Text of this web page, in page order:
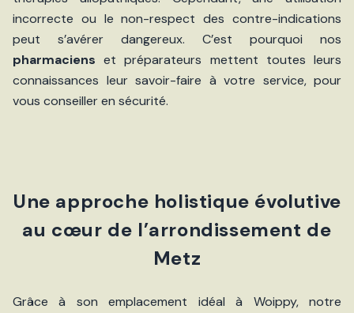
incorrecte ou le non-respect des contre-indications
peut s’avérer dangereux. C’est pourquoi nos
pharmaciens et préparateurs mettent toutes leurs
connaissances leur savoir-faire à votre service, pour
vous conseiller en sécurité.
Une approche holistique évolutive
au cœur de l’arrondissement de
Metz
Grâce à son emplacement idéal à Woippy, notre